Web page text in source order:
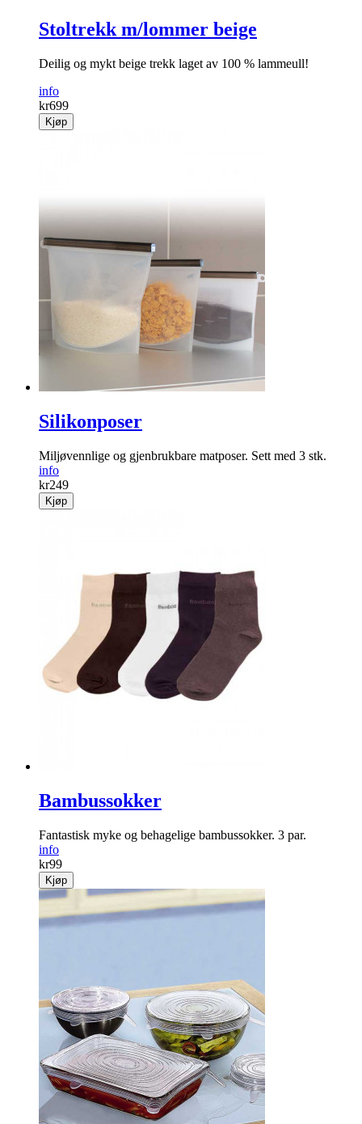
Stoltrekk m/lommer beige
Deilig og mykt beige trekk laget av 100 % lammeull!
info
kr699
Kjøp
Silikonposer
Miljøvennlige og gjenbrukbare matposer. Sett med 3 stk.
info
kr249
Kjøp
Bambussokker
Fantastisk myke og behagelige bambussokker. 3 par.
info
kr99
Kjøp